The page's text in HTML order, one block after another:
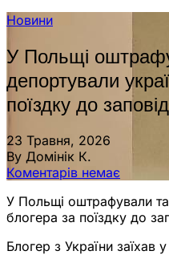
Новини
У Польщі
депортували
поїздку до
23 Травня, 2026
By Домінік К.
Коментарів немає
У Польщі оштрафували
блогера за поїздку до
Блогер з України заїхав